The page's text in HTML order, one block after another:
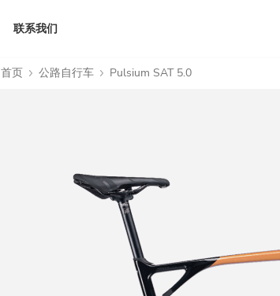
联系我们
首页 公路自行车 Pulsium SAT 5.0